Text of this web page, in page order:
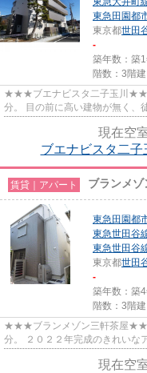
東急田園都
東京都世田
-
築年数：築
階数：3階建
★★★ブエナビスタ二子玉川
分。 目の前に高い建物が無く、
現在空
ブエナビスタ二
賃貸｜アパート ブランメ
東急田園都
東急世田谷
東急世田谷
東京都世田
-
築年数：築
階数：3階建
★★★ブランメゾン三軒茶屋★★★
分。 ２０２２年完成のきれいな
現在空